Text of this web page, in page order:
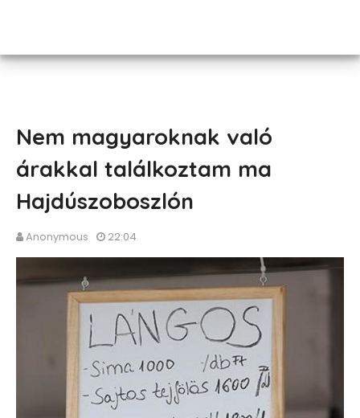
Nem magyaroknak való
árakkal találkoztam ma
Hajdúszoboszlón
Anonymous 22:04